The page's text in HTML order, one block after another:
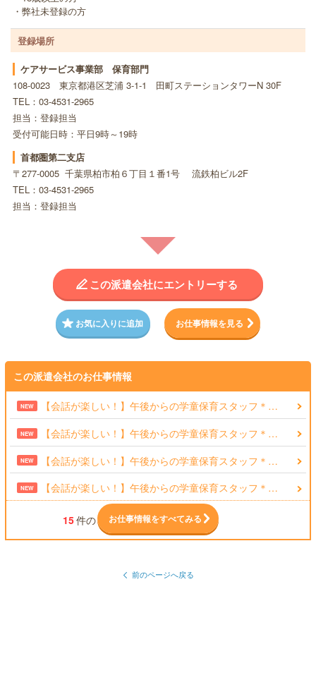
・弊社未登録の方
登録場所
ケアサービス事業部 保育部門
108-0023 東京都港区芝浦 3-1-1 田町ステーションタワーN 30F
TEL：03-4531-2965
担当：登録担当
受付可能日時：平日9時～19時
首都圏第二支店
〒277-0005 千葉県柏市柏６丁目１番1号 流鉄柏ビル2F
TEL：03-4531-2965
担当：登録担当
この派遣会社にエントリーする
お気に入りに追加 お仕事情報を見る
この派遣会社のお仕事情報
NEW 【会話が楽しい！】午後からの学童保育スタッフ＊…
NEW 【会話が楽しい！】午後からの学童保育スタッフ＊…
NEW 【会話が楽しい！】午後からの学童保育スタッフ＊…
NEW 【会話が楽しい！】午後からの学童保育スタッフ＊…
15件の お仕事情報をすべてみる
前のページへ戻る